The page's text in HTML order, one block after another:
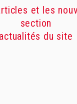
et les
section
actualités du site